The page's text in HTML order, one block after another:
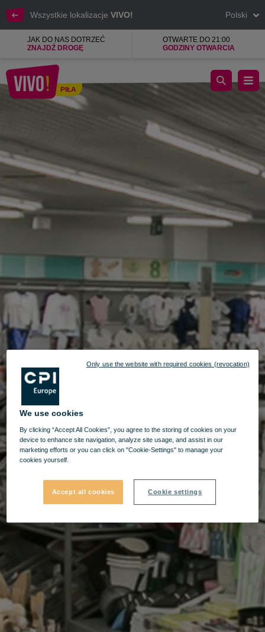
Wszystkie lokalizacje VIVO! Polski
JAK DO NAS DOTRZEĆ
ZNAJDŹ DROGĘ
OTWARTE DO 21:00
GODZINY OTWARCIA
PIŁA
Legenda dyskontu tekstylnego z nową ideą.
We use cookies
By clicking “Accept All Cookies”, you agree to the storing of cookies on your
device to enhance site navigation, analyze site usage, and assist in our
marketing efforts or you can click on "Cookie-Settings" to manage your
cookies yourself.
Accept all cookies Cookie settings
Only use the website with required cookies (revocation)